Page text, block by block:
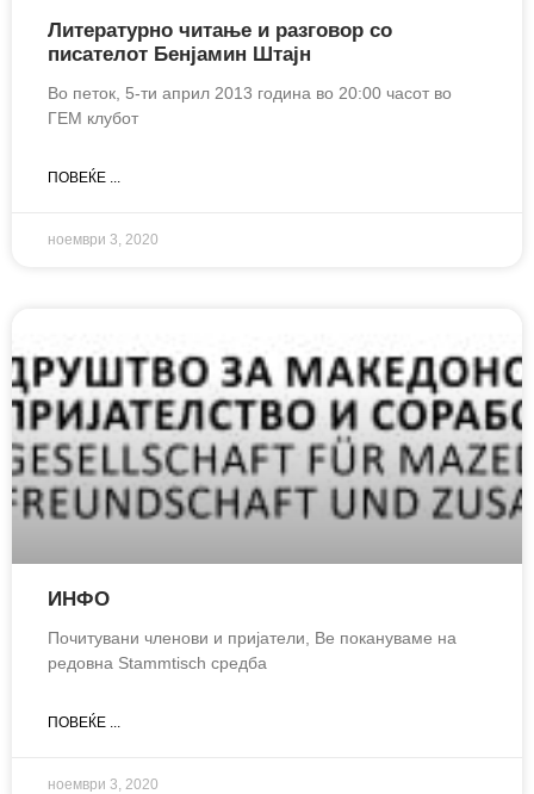
Литературно читање и разговор со
писателот Бенјамин Штајн
Во петок, 5-ти април 2013 година во 20:00 часот во
ГЕМ клубот
ПОВЕЌЕ ...
ноември 3, 2020
ИНФО
Почитувани членови и пријатели, Ве покануваме нa
редовна Stammtisch средба
ПОВЕЌЕ ...
ноември 3, 2020